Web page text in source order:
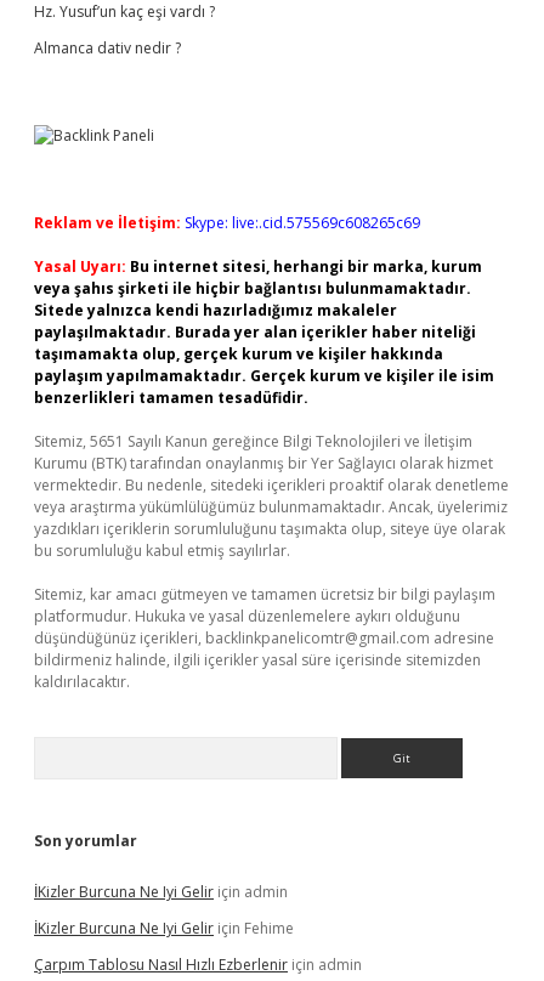
Hz. Yusuf’un kaç eşi vardı ?
Almanca dativ nedir ?
Reklam ve İletişim: Skype: live:.cid.575569c608265c69
Yasal Uyarı: Bu internet sitesi, herhangi bir marka, kurum
veya şahıs şirketi ile hiçbir bağlantısı bulunmamaktadır.
Sitede yalnızca kendi hazırladığımız makaleler
paylaşılmaktadır. Burada yer alan içerikler haber niteliği
taşımamakta olup, gerçek kurum ve kişiler hakkında
paylaşım yapılmamaktadır. Gerçek kurum ve kişiler ile isim
benzerlikleri tamamen tesadüfidir.
Sitemiz, 5651 Sayılı Kanun gereğince Bilgi Teknolojileri ve İletişim
Kurumu (BTK) tarafından onaylanmış bir Yer Sağlayıcı olarak hizmet
vermektedir. Bu nedenle, sitedeki içerikleri proaktif olarak denetleme
veya araştırma yükümlülüğümüz bulunmamaktadır. Ancak, üyelerimiz
yazdıkları içeriklerin sorumluluğunu taşımakta olup, siteye üye olarak
bu sorumluluğu kabul etmiş sayılırlar.
Sitemiz, kar amacı gütmeyen ve tamamen ücretsiz bir bilgi paylaşım
platformudur. Hukuka ve yasal düzenlemelere aykırı olduğunu
düşündüğünüz içerikleri, backlinkpanelicomtr@gmail.com adresine
bildirmeniz halinde, ilgili içerikler yasal süre içerisinde sitemizden
kaldırılacaktır.
Son yorumlar
İKizler Burcuna Ne Iyi Gelir için admin
İKizler Burcuna Ne Iyi Gelir için Fehime
Çarpım Tablosu Nasıl Hızlı Ezberlenir için admin